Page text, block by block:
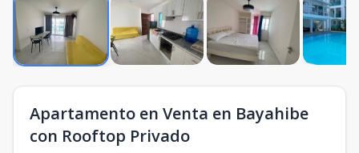
Apartamento en Venta en Bayahibe
con Rooftop Privado